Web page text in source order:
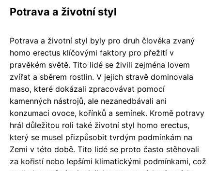
Potrava a životní styl
Potrava a životní styl byly pro druh člověka zvaný
homo erectus klíčovými faktory pro přežití v
pravěkém světě. Tito lidé se živili zejména lovem
zvířat a sběrem rostlin. V jejich stravě dominovala
maso, které dokázali zpracovávat pomocí
kamenných nástrojů, ale nezanedbávali ani
konzumaci ovoce, kořínků a semínek. Kromě potravy
hrál důležitou roli také životní styl homo erectus,
který se musel přizpůsobit tvrdým podmínkám na
Zemi v této době. Tito lidé se proto často stěhovali
za kořistí nebo lepšími klimatickými podmínkami, což